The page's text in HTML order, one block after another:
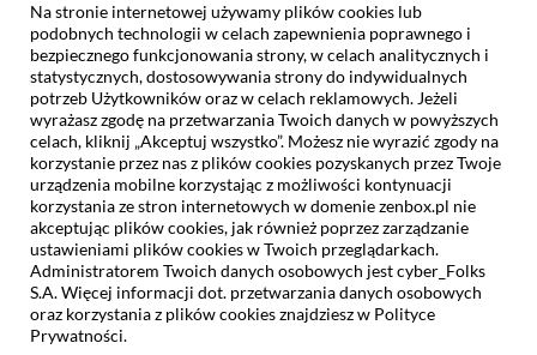
Na stronie internetowej używamy plików cookies lub
podobnych technologii w celach zapewnienia poprawnego i
bezpiecznego funkcjonowania strony, w celach analitycznych i
statystycznych, dostosowywania strony do indywidualnych
potrzeb Użytkowników oraz w celach reklamowych. Jeżeli
wyrażasz zgodę na przetwarzania Twoich danych w powyższych
celach, kliknij „Akceptuj wszystko”. Możesz nie wyrazić zgody na
korzystanie przez nas z plików cookies pozyskanych przez Twoje
urządzenia mobilne korzystając z możliwości kontynuacji
korzystania ze stron internetowych w domenie zenbox.pl nie
akceptując plików cookies, jak również poprzez zarządzanie
ustawieniami plików cookies w Twoich przeglądarkach.
Administratorem Twoich danych osobowych jest cyber_Folks
S.A. Więcej informacji dot. przetwarzania danych osobowych
oraz korzystania z plików cookies znajdziesz w Polityce
Prywatności.
Jak możemyCi pomóc?
Pomoc/Baza wiedzy
DNS:
Zmiana delegacji domeny
zarejestrowanej w webd.pl na